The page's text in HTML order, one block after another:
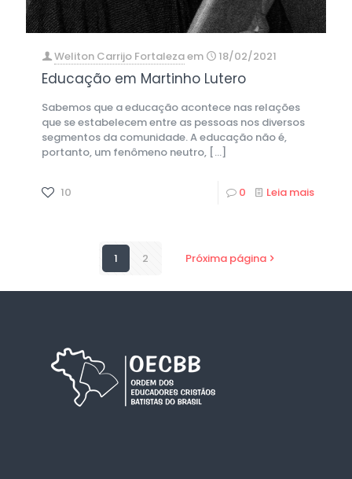
Weliton Carrijo Fortalezaem 18/02/2021
Educação em Martinho Lutero
Sabemos que a educação acontece nas relações
que se estabelecem entre as pessoas nos diversos
segmentos da comunidade. A educação não é,
portanto, um fenômeno neutro, […]
10 0 Leia mais
1 2 Próxima página